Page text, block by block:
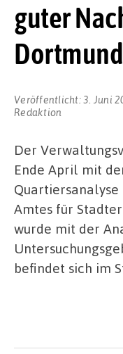
guter
Dortmund
Veröffentlicht:3. Juni
Redaktion
Der
Ende April mit
Amtes für
wurde mit der
befindet sich im